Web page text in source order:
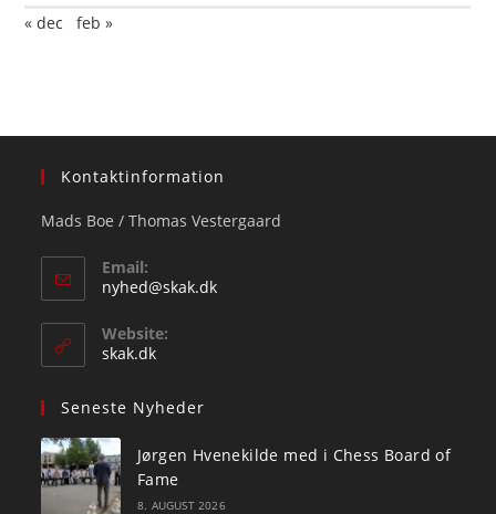
« dec feb »
Kontaktinformation
Mads Boe / Thomas Vestergaard
Email:
nyhed@skak.dkOpens
Website:
skak.dk
Seneste Nyheder
Jørgen Hvenekilde med i Chess Board of
Fame
8. AUGUST 2026